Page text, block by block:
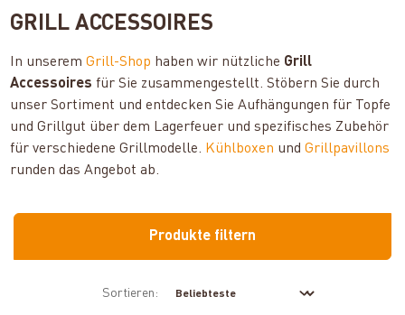
GRILL ACCESSOIRES
In unseremGrill-Shop haben wir nützliche Grill
Accessoires für Sie zusammengestellt. Stöbern Sie durch
unser Sortiment und entdecken Sie Aufhängungen für Topfe
und Grillgut über dem Lagerfeuer und spezifisches Zubehör
für verschiedene Grillmodelle. Kühlboxen undGrillpavillons
runden das Angebot ab.
Produkte filtern
Sortieren: